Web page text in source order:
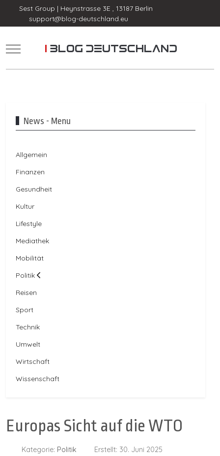
Sest Group | Heynstrasse 3E , 13187 Berlin
support@blog-deutschland.eu
Mobile Menu Toggle
News - Menu
Allgemein
Finanzen
Gesundheit
Kultur
Lifestyle
Mediathek
Mobilität
Politik
Reisen
Sport
Technik
Umwelt
Wirtschaft
Wissenschaft
Europas Sicht auf die WTO
Kategorie: Politik Erstellt: 30. Juni 2025